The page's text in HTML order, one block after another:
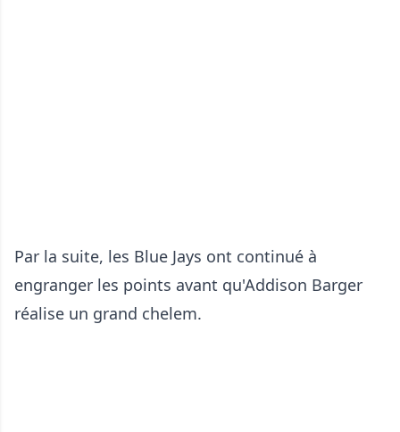
Par la suite, les Blue Jays ont continué à
engranger les points avant qu'Addison Barger
réalise un grand chelem.